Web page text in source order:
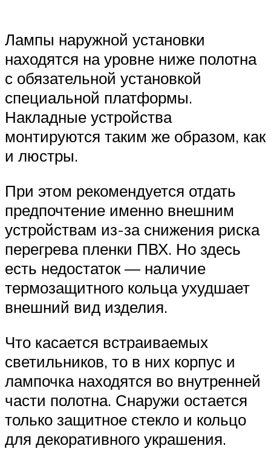
Лампы наружной установки
находятся на уровне ниже полотна
с обязательной установкой
специальной платформы.
Накладные устройства
монтируются таким же образом, как
и люстры.
При этом рекомендуется отдать
предпочтение именно внешним
устройствам из-за снижения риска
перегрева пленки ПВХ. Но здесь
есть недостаток — наличие
термозащитного кольца ухудшает
внешний вид изделия.
Что касается встраиваемых
светильников, то в них корпус и
лампочка находятся во внутренней
части полотна. Снаружи остается
только защитное стекло и кольцо
для декоративного украшения.